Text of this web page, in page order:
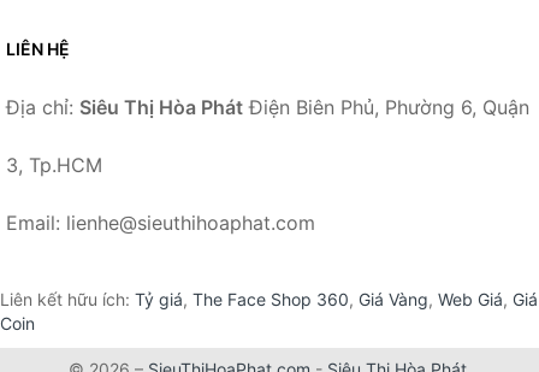
LIÊN HỆ
Địa chỉ: Siêu Thị Hòa Phát Điện Biên Phủ, Phường 6, Quận
3, Tp.HCM
Email: lienhe@sieuthihoaphat.com
Liên kết hữu ích: Tỷ giá, The Face Shop 360, Giá Vàng, Web Giá, Giá
Coin